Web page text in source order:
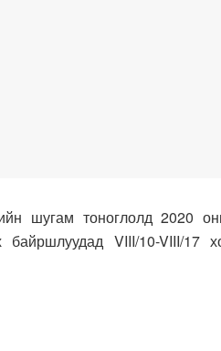
шугам тоноглолд 2020
VIII/10-VIII/17